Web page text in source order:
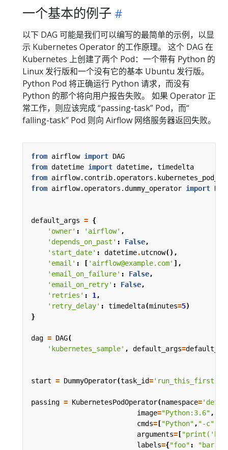
一个基本的例子
以下 DAG 可能是我们可以编写的最简单的示例，以显
示 Kubernetes Operator 的工作原理。 这个 DAG 在
Kubernetes 上创建了两个 Pod：一个带有 Python 的
Linux 发行版和一个没有它的基本 Ubuntu 发行版。
Python Pod 将正确运行 Python 请求，而没有
Python 的那个将向用户报告失败。 如果 Operator 正
常工作，则应该完成 “passing-task” Pod，而“
falling-task” Pod 则向 Airflow 网络服务器返回失败。
from airflow import DAG
from datetime import datetime,
timedelta
from
from airflow.operators.dummy_operator import
default_args = {
'owner' : 'airflow' ,
'depends_on_past' : False,
'start_date' : datetime.utcnow(),
'email' : [ 'airflow@example.com' ],
'email_on_failure' : False,
'email_on_retry' : False,
'retries' : 1,
'retry_delay' : timedelta(minutes=5)
}
dag = DAG(
'kubernetes_sample' , default_args=
start = DummyOperator(task_id='run_this_first'
passing = KubernetesPodOperator(namespace=
image="Python:3.6",
cmds= ["Python", "-c"
arguments= [
labels={"foo" : "bar"